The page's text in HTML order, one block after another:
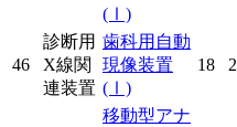
(Ⅰ)
46
診断用
X線関
連装置
歯科用自動
現像装置
(Ⅰ)
18 2
移動型アナ